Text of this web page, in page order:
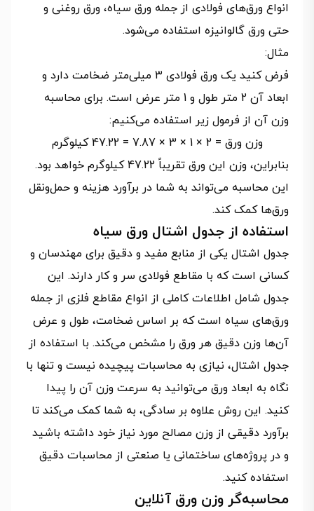
انواع ورق‌های فولادی از جمله ورق سیاه، ورق روغنی و
حتی ورق گالوانیزه استفاده می‌شود.
مثال:
فرض کنید یک ورق فولادی ۳ میلی‌متر ضخامت دارد و
ابعاد آن 2 متر طول و 1 متر عرض است. برای محاسبه
وزن آن از فرمول زیر استفاده می‌کنیم:
وزن ورق = 2 × 1 × 3 × 7.87 = 47.22 کیلوگرم
بنابراین، وزن این ورق تقریباً 47.22 کیلوگرم خواهد بود.
این محاسبه می‌تواند به شما در برآورد هزینه و حمل‌ونقل
ورق‌ها کمک کند.
استفاده از جدول اشتال ورق سیاه
جدول اشتال یکی از منابع مفید و دقیق برای مهندسان و
کسانی است که با مقاطع فولادی سر و کار دارند. این
جدول شامل اطلاعات کاملی از انواع مقاطع فلزی از جمله
ورق‌های سیاه است که بر اساس ضخامت، طول و عرض
آن‌ها وزن دقیق هر ورق را مشخص می‌کند. با استفاده از
جدول اشتال، نیازی به محاسبات پیچیده نیست و تنها با
نگاه به ابعاد ورق می‌توانید به سرعت وزن آن را پیدا
کنید. این روش علاوه بر سادگی، به شما کمک می‌کند تا
برآورد دقیقی از وزن مصالح مورد نیاز خود داشته باشید
و در پروژه‌های ساختمانی یا صنعتی از محاسبات دقیق
استفاده کنید.
محاسبه‌گر وزن ورق آنلاین